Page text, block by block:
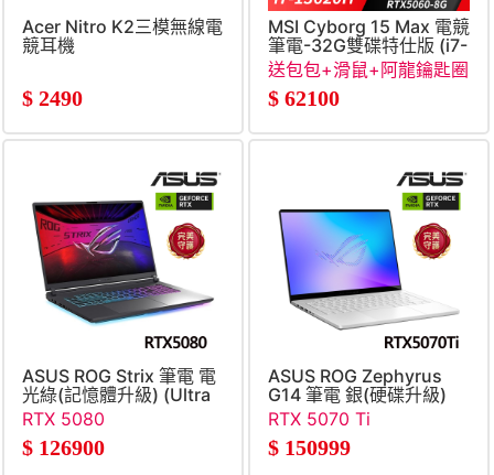
Acer Nitro K2三模無線電
競耳機
$ 2490
MSI Cyborg 15 Max 電競
筆電-32G雙碟特仕版 (i7-
8G&#47;Win11)
送包包+滑鼠+阿龍鑰匙圈
(不挑款)+石中劍
$ 62100
ASUS ROG Strix 筆電 電
光綠(記憶體升級) (Ultra
9
290H&#47;16G+16G&#47;1TB&#47;GeForce
RTX5080)
RTX 5080
$ 126900
ASUS ROG Zephyrus
G14 筆電 銀(硬碟升級)
(U9-
386H&#47;64G&#47;4TB
SSD&#47;GeForce
RTX 5070 Ti
$ 150999